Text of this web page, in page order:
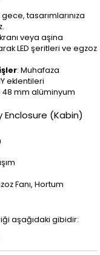
tasarımlarınıza
veya aşina
LED şeritleri ve egzoz
: Muhafaza
eklentileri
mm alüminyum
Enclosure (Kabin)
Fanı, Hortum
aşağıdaki gibidir: